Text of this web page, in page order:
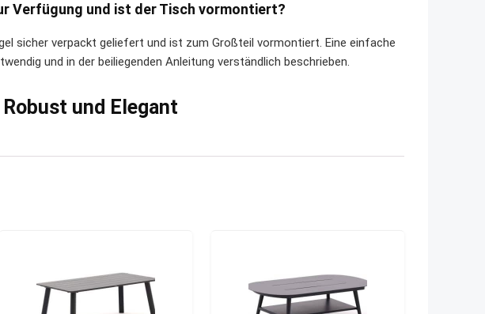
Verfügung und ist der Tisch vormontiert?
sicher verpackt geliefert und ist zum Großteil vormontiert. Eine einfache
und in der beiliegenden Anleitung verständlich beschrieben.
und Elegant